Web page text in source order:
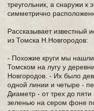
треугольник, а снаружи к
симметрично
Рассказывает известный
из Томска H.Hовгородов:
- Похожие круги мы нашли
Томском на лугу у
Hовгородов. - Их было
одной линии и четыре -
Диаметр - от трех до
зеленью на сером фоне